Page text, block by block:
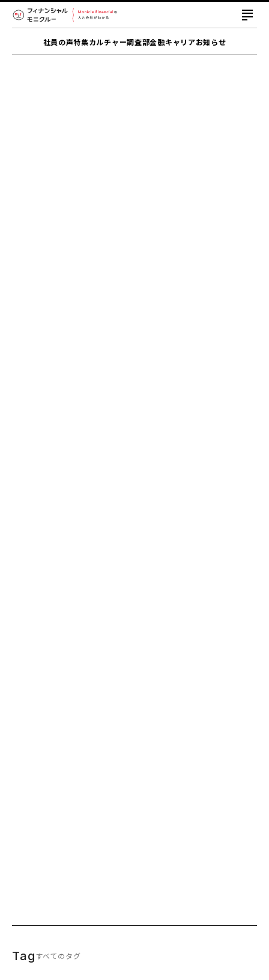
社員の声特集カルチャー調査部金融キャリアお知らせ
Tagすべてのタグ